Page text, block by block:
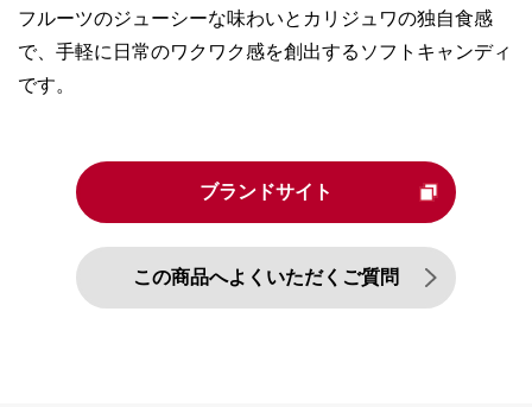
フルーツのジューシーな味わいとカリジュワの独自食感
で、手軽に日常のワクワク感を創出するソフトキャンディ
です。
ブランドサイト
この商品へよくいただくご質問